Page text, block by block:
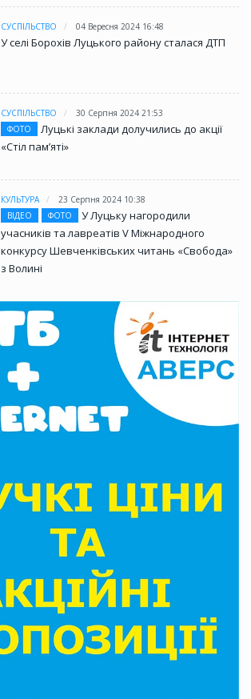
СУСПІЛЬСТВО 04 Вересня 2024 16:48
У селі Борохів Луцького району сталася ДТП
СУСПІЛЬСТВО
30 Серпня 2024 21:53
ФОТО
Луцькі заклади долучились до акції
«Стіл памʼяті»
КУЛЬТУРА
23 Серпня 2024 10:38
ВІДЕО
ФОТО
У Луцьку нагородили
учасників та лавреатів V Міжнародного
конкурсу Шевченківських читань «Свобода»
з Волині